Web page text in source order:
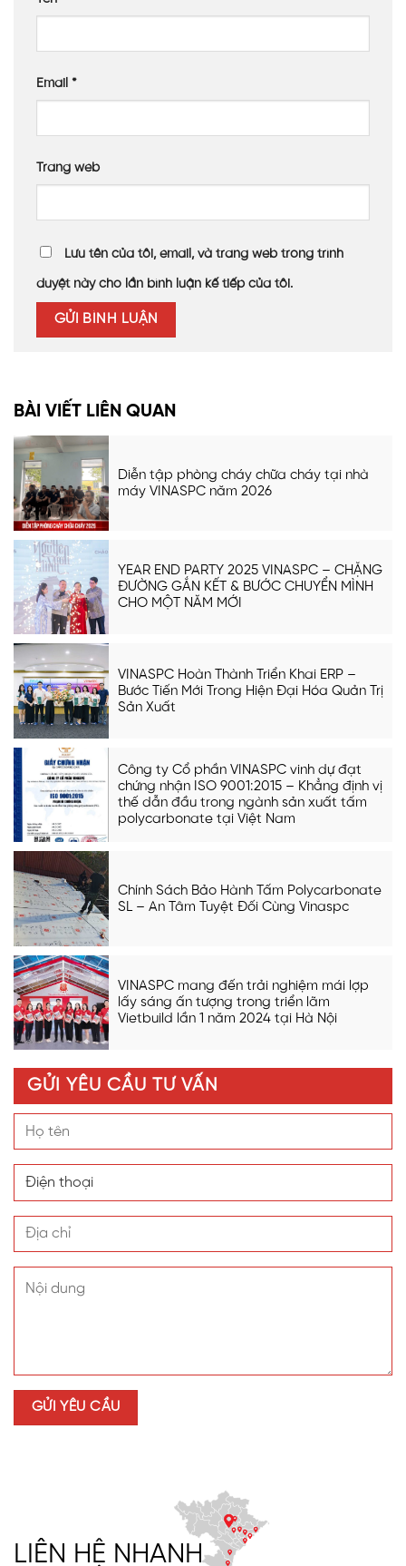
Email *
Trang web
Lưu tên của tôi, email, và trang web trong trình
duyệt này cho lần bình luận kế tiếp của tôi.
BÀI VIẾT LIÊN QUAN
Diễn tập phòng cháy chữa cháy tại nhà
máy VINASPC năm 2026
YEAR END PARTY 2025 VINASPC – CHẶNG
ĐƯỜNG GẮN KẾT & BƯỚC CHUYỂN MÌNH
CHO MỘT NĂM MỚI
VINASPC Hoàn Thành Triển Khai ERP –
Bước Tiến Mới Trong Hiện Đại Hóa Quản Trị
Sản Xuất
Công ty Cổ phần VINASPC vinh dự đạt
chứng nhận ISO 9001:2015 – Khẳng định vị
thế dẫn đầu trong ngành sản xuất tấm
polycarbonate tại Việt Nam
Chính Sách Bảo Hành Tấm Polycarbonate
SL – An Tâm Tuyệt Đối Cùng Vinaspc
VINASPC mang đến trải nghiệm mái lợp
lấy sáng ấn tượng trong triển lãm
Vietbuild lần 1 năm 2024 tại Hà Nội
GỬI YÊU CẦU TƯ VẤN
LIÊN HỆ NHANH